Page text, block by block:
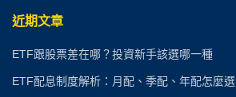
近期文章
ETF跟股票差在哪？投資新手該選哪一種
ETF配息制度解析：月配、季配、年配怎麼選